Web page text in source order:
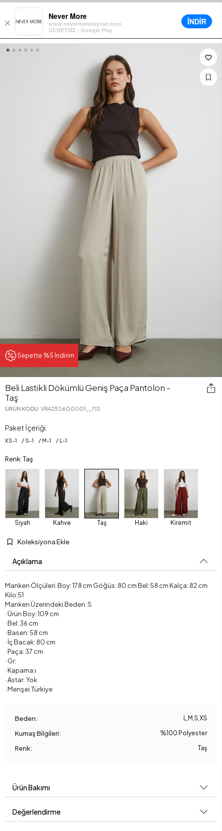
×
Never More
www.nevermoretoptan.com
ÜCRETSİZ - Google Play
İNDİR
Ek %5 İndirim
Sepette %5 İndirim
Beli Lastikli Dökümlü Geniş Paça Pantolon -
Taş
ÜRÜN KODU: VRA25S600001__713
Paket İçeriği:
XS-1 S-1 M-1 L -1
Renk: Taş
Siyah Kahve Taş Haki Kiremit
Koleksiyona Ekle
Açıklama
Manken Ölçüleri: Boy: 178 cm Göğüs: 80 cm Bel: 58 cm Kalça: 82 cm
Kilo:51
Manken Üzerindeki Beden :S
· Ürün Boy: 109 cm
· Bel: 36 cm
· Basen: 58 cm
· İç Bacak: 80 cm
· Paça: 37 cm
· Gr:
· Kapama:ı
· Astar: Yok
· Menşei:Türkiye
Beden: L M S XS
Kumaş Bilgileri: %100 Polyester
Renk: Taş
Ürün Bakımı
Değerlendirme